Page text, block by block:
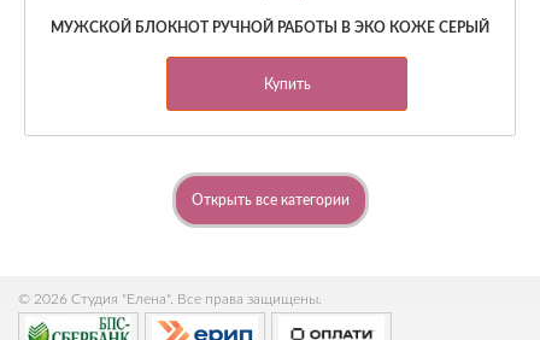
МУЖСКОЙ БЛОКНОТ РУЧНОЙ РАБОТЫ В ЭКО КОЖЕ СЕРЫЙ
Купить
Открыть все категории
© 2026 Студия "Елена". Все права защищены.